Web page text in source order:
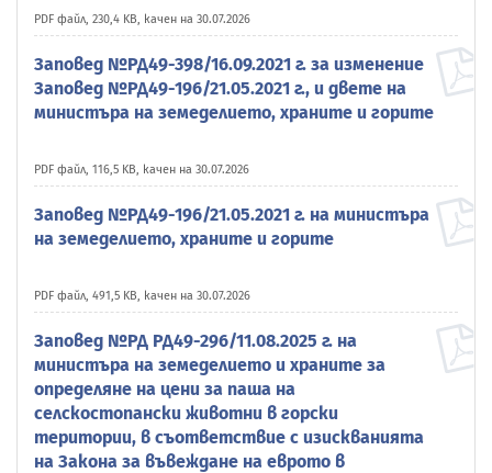
PDF файл, 230,4 KB, качен на 30.07.2026
Заповед №РД49-398/16.09.2021 г. за изменение
Заповед №РД49-196/21.05.2021 г., и двете на
министъра на земеделието, храните и горите
PDF файл, 116,5 KB, качен на 30.07.2026
Заповед №РД49-196/21.05.2021 г. на министъра
на земеделието, храните и горите
PDF файл, 491,5 KB, качен на 30.07.2026
Заповед №РД РД49-296/11.08.2025 г. на
министъра на земеделието и храните за
определяне на цени за паша на
селскостопански животни в горски
територии, в съответствие с изискванията
на Закона за въвеждане на еврото в